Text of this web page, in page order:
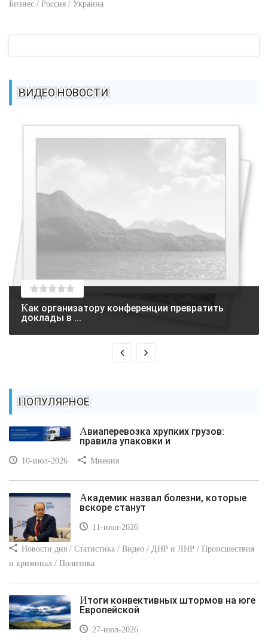
Бизнес / Россия / Украина
ВИДЕО НОВОСТИ
Как организатору конференции превратить
доклады в ...
ПОПУЛЯРНОЕ
Авиаперевозка хрупких грузов:
правила упаковки и
10-июл-2026 Мнения
Академик назвал болезни, которые
вскоре станут
11-июл-2026
Новости дня / Статистика / Видео / ДНР и ЛНР / Происшествия
и криминал / Политика
Итоги конвективных штормов на юге
Европейской
27-июл-2026